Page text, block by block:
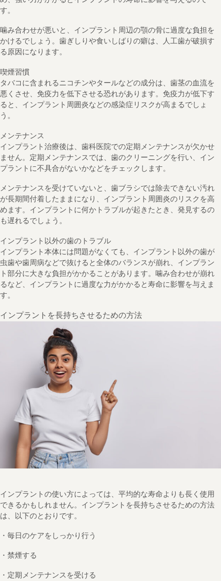
す。
噛み合わせが悪いと、インプラント周辺の顎の骨に過度な負担を
かけるでしょう。歯ぎしりや食いしばりの癖は、人工歯が破損す
る原因になります。
喫煙習慣
タバコに含まれるニコチンやタールなどの成分は、歯茎の血流を
悪くさせ、免疫力を低下させる恐れがあります。免疫力が低下す
ると、インプラント周囲炎などの感染症リスクが高まるでしょ
う。
メンテナンス
インプラント治療後は、歯科医院での定期メンテナンスが欠かせ
ません。定期メンテナンスでは、歯のクリーニングを行い、イン
プラントに不具合がないかなどをチェックします。
メンテナンスを受けていないと、歯ブラシでは除去できない汚れ
が長期間付着したままになり、インプラント周囲炎のリスクを高
めます。インプラントに何かトラブルが起きたとき、発見するの
も遅れるでしょう。
インプラント以外の歯のトラブル
インプラント本体には問題がなくても、インプラント以外の歯が
虫歯や歯周病などで抜けると全体のバランスが崩れ、インプラン
ト部分に大きな負担がかかることがあります。噛み合わせが崩れ
るなど、インプラントに過度な力がかかると寿命に影響を与えま
す。
インプラントを長持ちさせるための方法
インプラントの使い方によっては、平均的な寿命よりも長く使用
できるかもしれません。インプラントを長持ちさせるための方法
は、以下のとおりです。
・毎日のケアをしっかり行う
・禁煙する
・定期メンテナンスを受ける